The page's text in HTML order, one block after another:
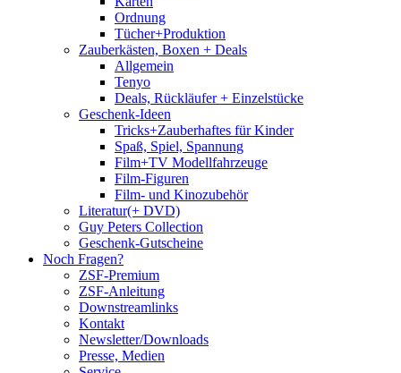
Ordnung
Tücher+Produktion
Zauberkästen, Boxen + Deals
Allgemein
Tenyo
Deals, Rückläufer + Einzelstücke
Geschenk-Ideen
Tricks+Zauberhaftes für Kinder
Spaß, Spiel, Spannung
Film+TV Modellfahrzeuge
Film-Figuren
Film- und Kinozubehör
Literatur(+ DVD)
Guy Peters Collection
Geschenk-Gutscheine
Noch Fragen?
ZSF-Premium
ZSF-Anleitung
Downstreamlinks
Kontakt
Newsletter/Downloads
Presse, Medien